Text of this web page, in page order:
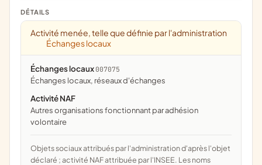
DÉTAILS
Activité menée, telle que définie par l'administration
Échanges locaux
Échanges locaux 007075
échanges locaux, réseaux d'échanges
Activité NAF
Autres organisations fonctionnant par adhésion
volontaire
Objets sociaux attribués par l'administration d'après l'objet
déclaré ; activité NAF attribuée par l'INSEE. Les noms